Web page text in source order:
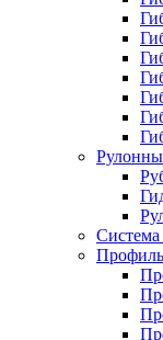
Система